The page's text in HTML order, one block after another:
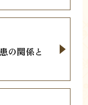
の関係と